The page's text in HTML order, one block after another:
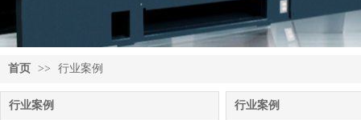
首页 >> 行业案例
行业案例 行业案例